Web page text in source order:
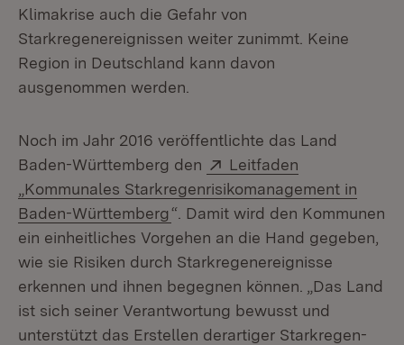
Klimakrise auch die Gefahr von
Starkregenereignissen weiter zunimmt. Keine
Region in Deutschland kann davon
ausgenommen werden.
Noch im Jahr 2016 veröffentlichte das Land
Baden-Württemberg den
Extern:
Leitfaden
„Kommunales Starkregenrisikomanagement in
Baden-Württemberg(Öffnet in neuem Fenster)
“. Damit wird den Kommunen
ein einheitliches Vorgehen an die Hand gegeben,
wie sie Risiken durch Starkregenereignisse
erkennen und ihnen begegnen können. „Das Land
ist sich seiner Verantwortung bewusst und
unterstützt das Erstellen derartiger Starkregen-